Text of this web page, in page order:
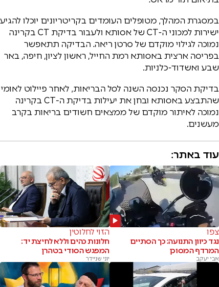
במסגרת המהלך, מטופלים העומדים בקריטריונים יוכלו להגיע
ישירות למכוני ה-CT של אסותא ולעבור בדיקת CT בקרינה
נמוכה לגילוי מוקדם של סרטן ריאה. הבדיקה תתאפשר
בפריסה ארצית באסותא רמת החייל, ראשון לציון, חיפה, באר
שבע ואשדוד-כלניות.
בדיקת הסקר נכנסה השנה לסל הבריאות, לאחר פיילוט לאומי
שהתבצע באסותא ובחן את יעילות בדיקת ה-CT בקרינה
נמוכה לאיתור מוקדם של ממצאים חשודים בריאות בקרב
מעשנים.
עוד באתר:
צפו
נגד כיוון התנועה: כך הסתיים
המרדף המסוכן
אבי יעקב
הזוי לחלוטין
חלונות כהים וללא לחיצת יד:
המפגש הסודי בטהרן
יוני שניידר